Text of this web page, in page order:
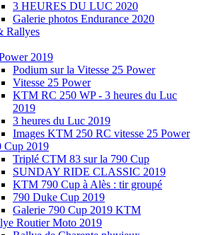
3 HEURES DU LUC 2020
Galerie photos Endurance 2020
Rallyes
2019
Podium sur la Vitesse 25 Power
Vitesse 25 Power
KTM RC 250 WP - 3 heures du Luc
2019
3 heures du Luc 2019
Images KTM 250 RC vitesse 25 Power
Cup 2019
Triplé CTM 83 sur la 790 Cup
SUNDAY RIDE CLASSIC 2019
KTM 790 Cup à Alès : tir groupé
790 Duke Cup 2019
Galerie 790 Cup 2019 KTM
Routier Moto 2019